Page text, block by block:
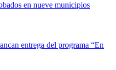
en nueve municipios
entrega del programa “En